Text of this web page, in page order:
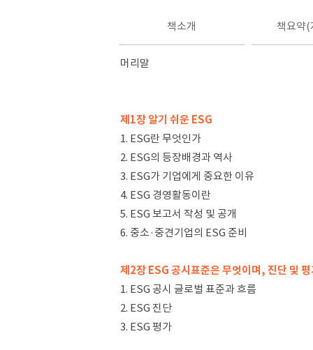
책소개 책요약(
머리말
제1장 알기 쉬운 ESG
1. ESG란 무엇인가
2. ESG의 등장배경과 역사
3. ESG가 기업에게 중요한 이유
4. ESG 경영활동이란
5. ESG 보고서 작성 및 공개
6. 중소·중견기업의 ESG 준비
제2장 ESG 공시표준은 무엇이며, 진단 및
1. ESG 공시 글로벌 표준과 흐름
2. ESG 진단
3. ESG 평가